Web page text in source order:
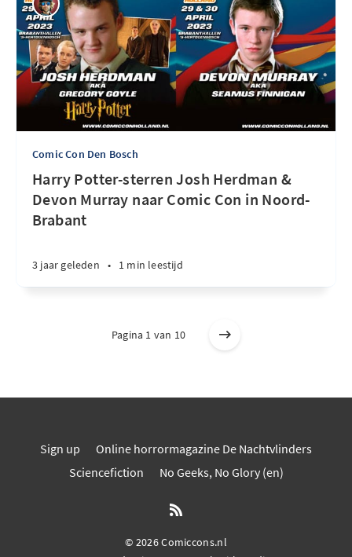
Comic Con Den Bosch
Harry Potter-sterren Josh Herdman &
Devon Murray naar Comic Con in Noord-
Brabant
3 jaar geleden • 1 min leestijd
Pagina 1 van 10
Sign up
Online horrormagazine De Nachtvlinders
Sciencefiction
No Geeks, No Glory (en)
© 2026 Comiccons.nl